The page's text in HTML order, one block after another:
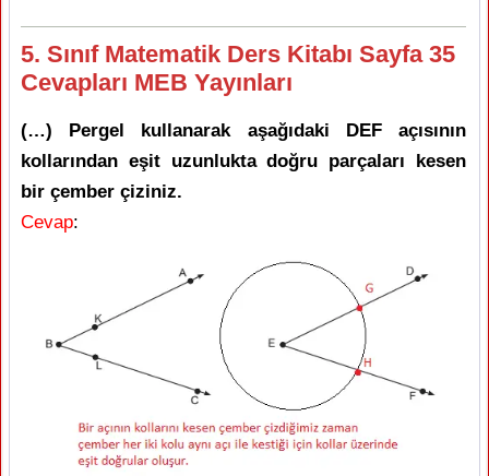
5. Sınıf Matematik Ders Kitabı Sayfa 35
Cevapları MEB Yayınları
(…) Pergel kullanarak aşağıdaki DEF açısının
kollarından eşit uzunlukta doğru parçaları kesen
bir çember çiziniz.
Cevap: